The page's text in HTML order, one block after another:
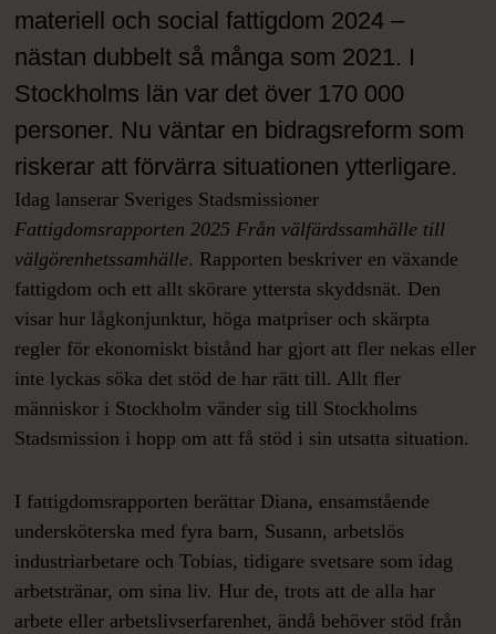
materiell och social fattigdom 2024 –
nästan dubbelt så många som 2021. I
Stockholms län var det över 170 000
personer. Nu väntar en bidragsreform som
riskerar att förvärra situationen ytterligare.
Idag lanserar Sveriges Stadsmissioner
Fattigdomsrapporten 2025 Från välfärdssamhälle till
välgörenhetssamhälle. Rapporten beskriver en växande
fattigdom och ett allt skörare yttersta skyddsnät. Den
visar hur lågkonjunktur, höga matpriser och skärpta
regler för ekonomiskt bistånd har gjort att fler nekas eller
inte lyckas söka det stöd de har rätt till. Allt fler
människor i Stockholm vänder sig till Stockholms
Stadsmission i hopp om att få stöd i sin utsatta situation.
I fattigdomsrapporten berättar Diana, ensamstående
undersköterska med fyra barn, Susann, arbetslös
industriarbetare och Tobias, tidigare svetsare som idag
arbetstränar, om sina liv. Hur de, trots att de alla har
arbete eller arbetslivserfarenhet, ändå behöver stöd från